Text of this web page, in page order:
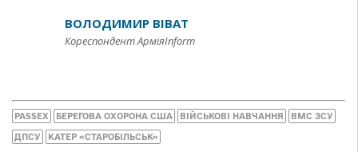
ВОЛОДИМИР ВІВАТ
Кореспондент АрміяInform
PASSEX БЕРЕГОВА ОХОРОНА США ВІЙСЬКОВІ НАВЧАННЯ ВМС ЗСУ
ДПСУ КАТЕР «СТАРОБІЛЬСЬК»